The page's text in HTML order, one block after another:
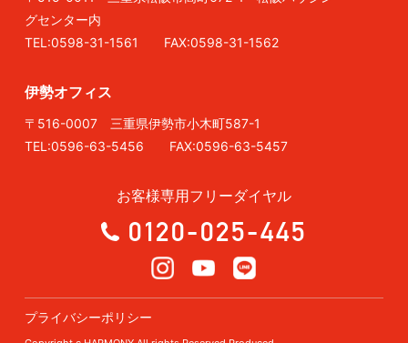
グセンター内
TEL:0598-31-1561 FAX:0598-31-1562
伊勢オフィス
〒516-0007 三重県伊勢市小木町587-1
TEL:0596-63-5456 FAX:0596-63-5457
お客様専用フリーダイヤル
0120-025-445
プライバシーポリシー